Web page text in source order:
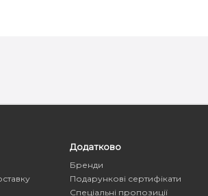
Додатково
Бренди
Подарункові сертифікати
Спеціальні пропозиції